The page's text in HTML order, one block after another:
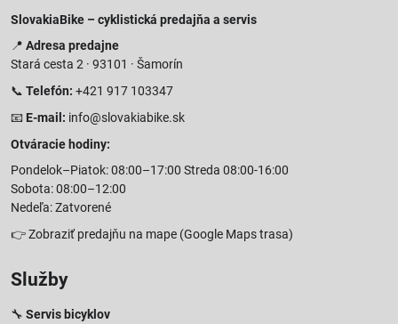
SlovakiaBike – cyklistická predajňa a servis
📍 Adresa predajne
Stará cesta 2 · 93101 · Šamorín
📞 Telefón: +421 917 103347
📧 E-mail: info@slovakiabike.sk
Otváracie hodiny:
Pondelok–Piatok: 08:00–17:00 Streda 08:00-16:00
Sobota: 08:00–12:00
Nedeľa: Zatvorené
👉Zobraziť predajňu na mape (Google Maps trasa)
Služby
🔧 Servis bicyklov